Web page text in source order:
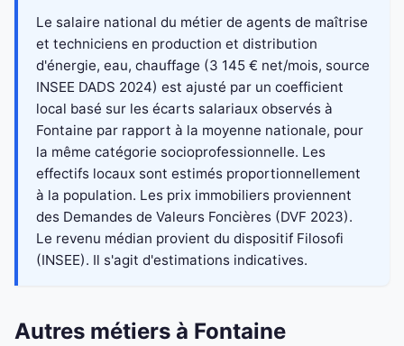
Le salaire national du métier de agents de maîtrise
et techniciens en production et distribution
d'énergie, eau, chauffage (3 145 € net/mois, source
INSEE DADS 2024) est ajusté par un coefficient
local basé sur les écarts salariaux observés à
Fontaine par rapport à la moyenne nationale, pour
la même catégorie socioprofessionnelle. Les
effectifs locaux sont estimés proportionnellement
à la population. Les prix immobiliers proviennent
des Demandes de Valeurs Foncières (DVF 2023).
Le revenu médian provient du dispositif Filosofi
(INSEE). Il s'agit d'estimations indicatives.
Autres métiers à Fontaine